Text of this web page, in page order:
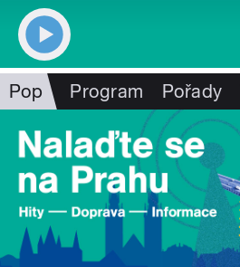
Pop Program Pořady